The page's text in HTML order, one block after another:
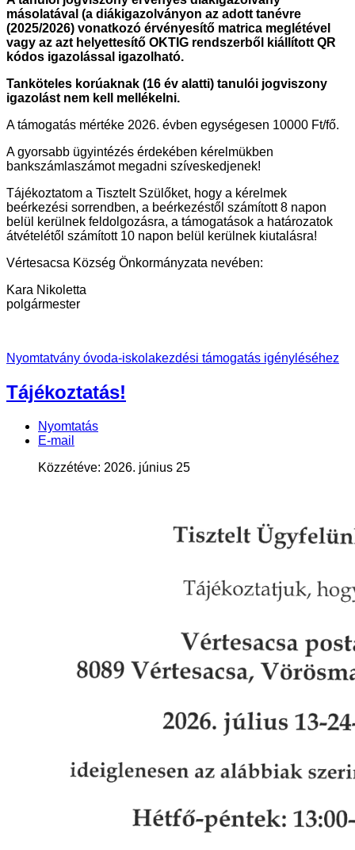
másolatával (a diákigazolványon az adott tanévre
(2025/2026) vonatkozó érvényesítő matrica meglétével
vagy az azt helyettesítő OKTIG rendszerből kiállított QR
kódos igazolással igazolható.
Tanköteles korúaknak (16 év alatti) tanulói jogviszony
igazolást nem kell mellékelni.
A támogatás mértéke 2026. évben egységesen 10000 Ft/fő.
A gyorsabb ügyintézés érdekében kérelmükben
bankszámlaszámot megadni szíveskedjenek!
Tájékoztatom a Tisztelt Szülőket, hogy a kérelmek
beérkezési sorrendben, a beérkezéstől számított 8 napon
belül kerülnek feldolgozásra, a támogatások a határozatok
átvételétől számított 10 napon belül kerülnek kiutalásra!
Vértesacsa Község Önkormányzata nevében:
Kara Nikoletta
polgármester
Nyomtatvány óvoda-iskolakezdési támogatás igényléséhez
Tájékoztatás!
Nyomtatás
E-mail
Közzétéve: 2026. június 25